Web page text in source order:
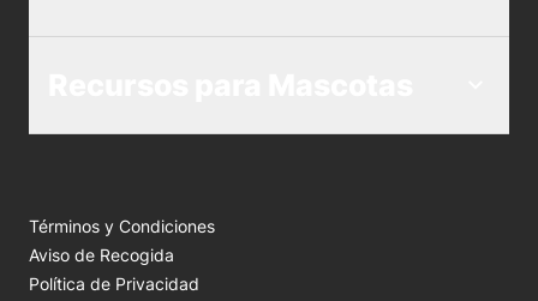
Términos y Condiciones
Aviso de Recogida
Política de Privacidad